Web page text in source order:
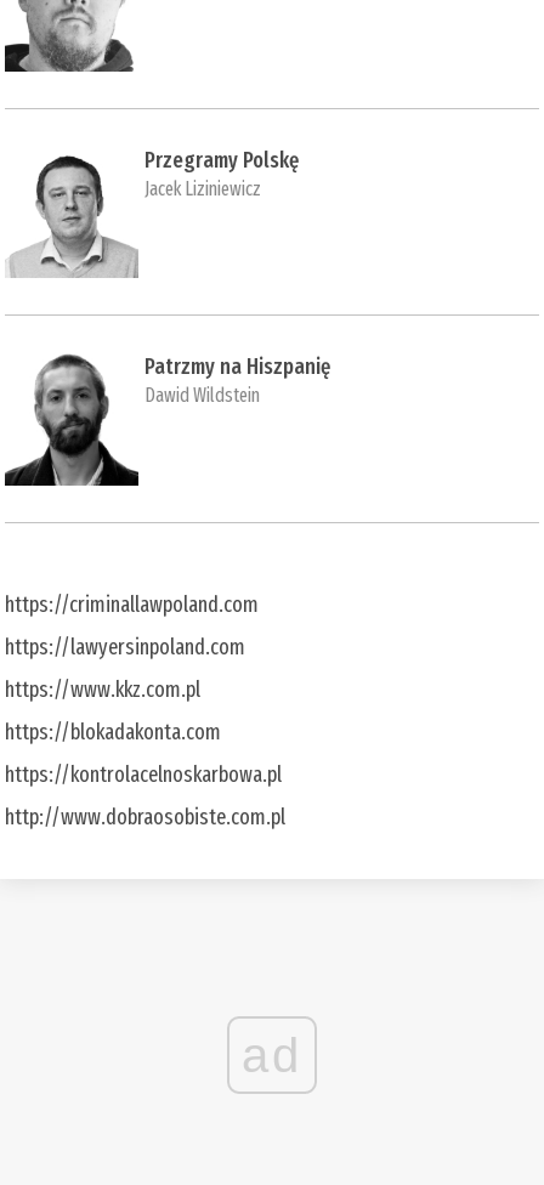
Przegramy Polskę
Jacek Liziniewicz
Patrzmy na Hiszpanię
Dawid Wildstein
https://criminallawpoland.com
https://lawyersinpoland.com
https://www.kkz.com.pl
https://blokadakonta.com
https://kontrolacelnoskarbowa.pl
http://www.dobraosobiste.com.pl
ad